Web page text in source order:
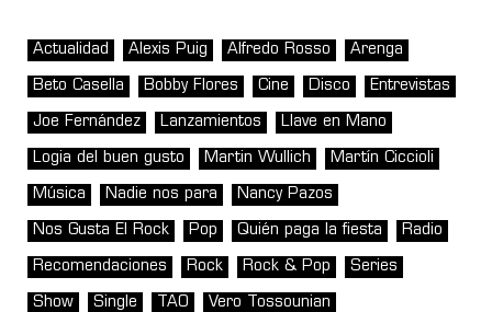
Actualidad Alexis Puig Alfredo Rosso Arenga
Beto Casella Bobby Flores Cine Disco Entrevistas
Joe Fernández Lanzamientos Llave en Mano
Logia del buen gusto Martin Wullich Martín Ciccioli
Música Nadie nos para Nancy Pazos
Nos Gusta El Rock Pop Quién paga la fiesta Radio
Recomendaciones Rock Rock & Pop Series
Show Single TAO Vero Tossounian